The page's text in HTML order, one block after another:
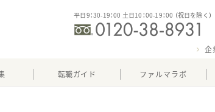
平日9：30-19：00 土日10：00-19：00 （祝日を除く）
企
転職ガイド ファルマラボ